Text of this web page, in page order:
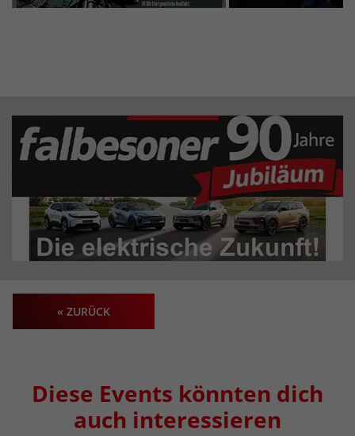
« ZURÜCK
Diese Events könnten dich
auch interessieren